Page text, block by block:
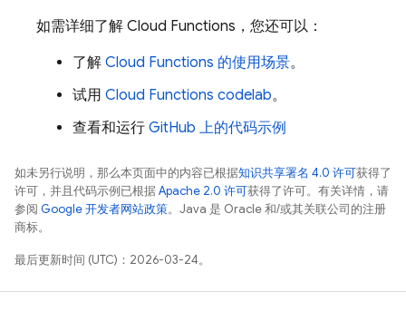
如需详细了解 Cloud Functions ，您还可以：
了解 Cloud Functions 的使用场景。
试用 Cloud Functions codelab。
查看和运行 GitHub 上的代码示例
如未另行说明，那么本页面中的内容已根据知识共享署名 4.0 许可获得了
许可，并且代码示例已根据Apache 2.0 许可获得了许可。有关详情，请
参阅 Google 开发者网站政策。Java 是 Oracle 和/或其关联公司的注册
商标。
最后更新时间 (UTC)：2026-03-24。